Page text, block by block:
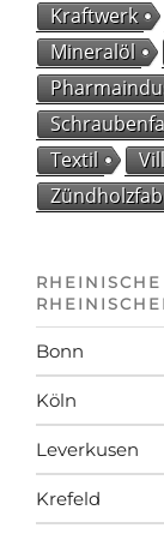
Kraftwerk
Mineralöl
Textil
Bonn
Köln
Leverkusen
Krefeld